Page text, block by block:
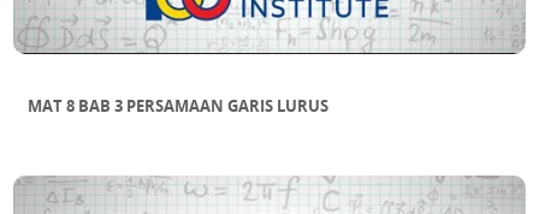
MAT 8 BAB 3 PERSAMAAN GARIS LURUS